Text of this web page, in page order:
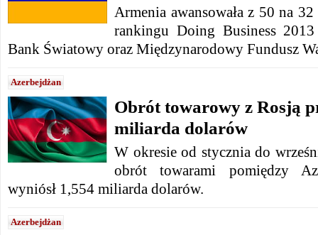
Armenia awansowała z 50 na
rankingu Doing Business
Bank Światowy oraz Międzynarodowy Fundusz
Azerbejdżan
Obrót towarowy z Rosją
miliarda dolarów
W okresie od stycznia do
obrót towarami pomiędzy
wyniósł 1,554 miliarda dolarów.
Azerbejdżan